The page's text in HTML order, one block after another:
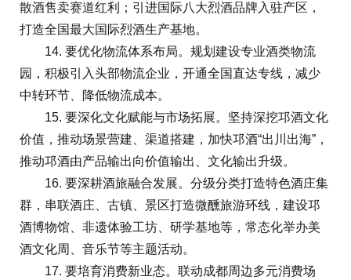
散酒售卖赛道红利；引进国际八大烈酒品牌入驻产区，
打造全国最大国际烈酒生产基地。
14. 要优化物流体系布局。规划建设专业酒类物流
园，积极引入头部物流企业，开通全国直达专线，减少
中转环节、降低物流成本。
15. 要深化文化赋能与市场拓展。坚持深挖邛酒文化
价值，推动场景营建、渠道搭建，加快邛酒“出川出海”，
推动邛酒由产品输出向价值输出、文化输出升级。
16. 要深耕酒旅融合发展。分级分类打造特色酒庄集
群，串联酒庄、古镇、景区打造微醺旅游环线，建设邛
酒博物馆、非遗体验工坊、研学基地等，常态化举办美
酒文化周、音乐节等主题活动。
17. 要培育消费新业态。联动成都周边多元消费场